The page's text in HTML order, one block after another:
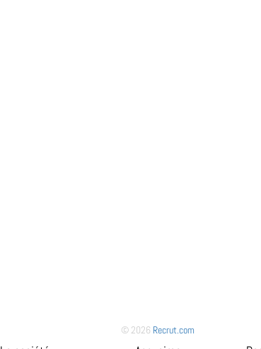
© 2026 Recrut.com